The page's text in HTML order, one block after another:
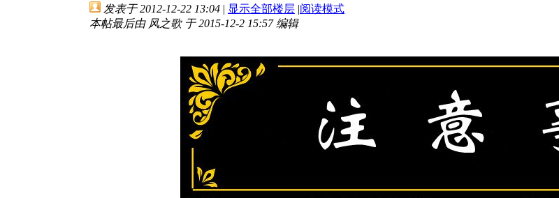
发表于 2012-12-22 13:04 | 显示全部楼层 |阅读模式
本帖最后由 风之歌 于 2015-12-2 15:57 编辑